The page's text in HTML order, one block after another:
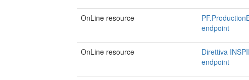
OnLine resource
endpoint
OnLine resource Direttiva
endpoint